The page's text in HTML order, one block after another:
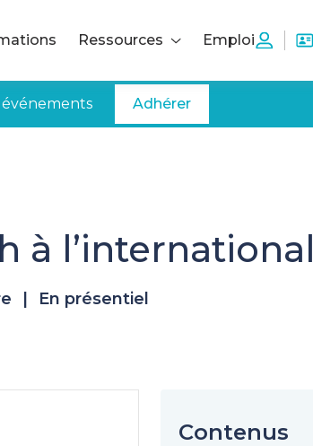
Ressources Emploi
Adhérer
à l’international
En présentiel
Contenus